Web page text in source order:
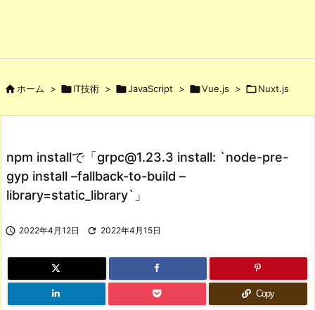
ホーム > IT技術 > JavaScript > Vue.js > Nuxt.js
npm installで「grpc@1.23.3 install: `node-pre-
gyp install –fallback-to-build –
library=static_library`」
 2022年4月12日  2022年4月15日
Copy